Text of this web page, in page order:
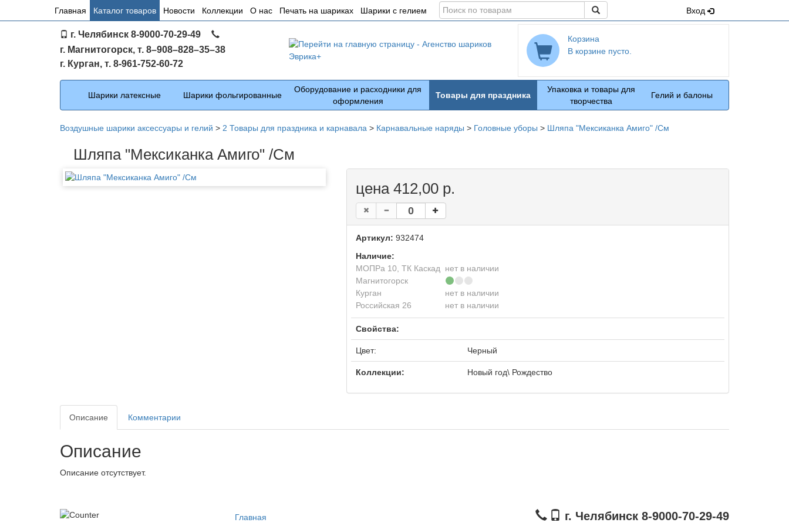
Основное
Главная Каталог товаров Новости Коллекции О нас Печать на шариках Шарики с гелием
Поиск
товарам
Вход
г. Челябинск 8-9000-70-29-49
г. Магнитогорск, т. 8–908–828–35–38
г. Курган, т. 8-961-752-60-72
Корзина
В корзине пусто.
Каталог
Шарики латексные Шарики фольгированные
Оборудование и расходники для
оформления
Товары для праздника
Упаковка и товары для
творчества
Гелий и балоны
Воздушные шарики аксессуары и гелий > 2 Товары для праздника и карнавала > Карнавальные наряды > Головные уборы > Шляпа "Мексиканка Амиго" /См
Шляпа "Мексиканка Амиго" /См
цена 412,00 р.
Артикул: 932474
Наличие:
МОПРа 10, ТК Каскад
нет в наличии
Магнитогорск
Курган
нет в наличии
Российская 26
нет в наличии
Свойства:
Цвет: Черный
Коллекции: Новый год\ Рождество
Описание Комментарии
Описание
Описание отсутствует.
Главная г. Челябинск 8-9000-70-29-49